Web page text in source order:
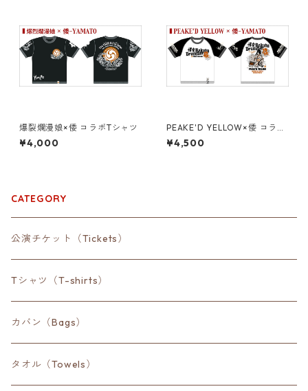
爆裂爛漫娘×倭 コラボTシャツ
¥4,000
PEAKE'D YELLOW×倭 コラボ
Tシャツ
¥4,500
CATEGORY
公演チケット（Tickets）
Tシャツ（T-shirts）
カバン（Bags）
タオル（Towels）